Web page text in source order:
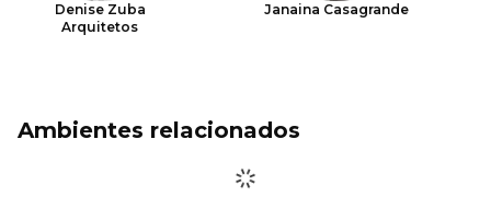
Denise Zuba
Arquitetos
Janaina Casagrande
Ambientes relacionados